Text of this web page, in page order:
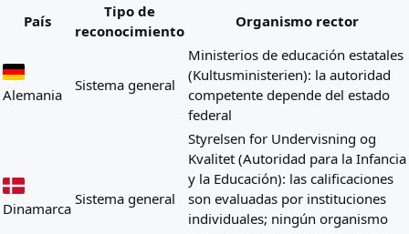
País
Tipo de
reconocimiento
Organismo rector
Alemania
Sistema general
Ministerios de educación estatales
(Kultusministerien): la autoridad
competente depende del estado
federal
Dinamarca
Sistema general
Styrelsen for Undervisning og
Kvalitet (Autoridad para la Infancia
y la Educación): las calificaciones
son evaluadas por instituciones
individuales; ningún organismo